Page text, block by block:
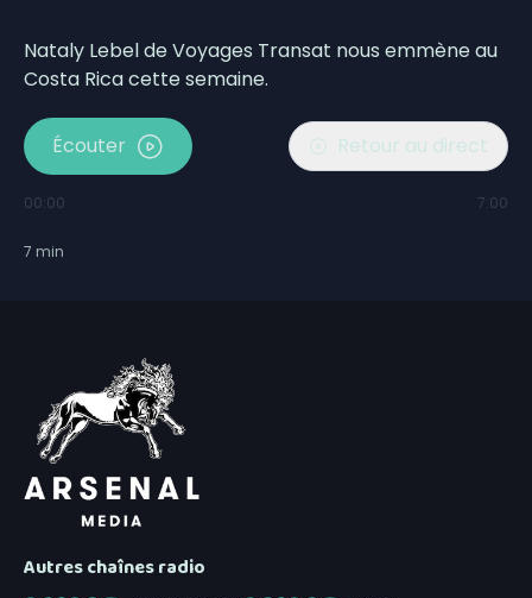
Nataly Lebel de Voyages Transat nous emmène au
Costa Rica cette semaine.
Écouter Retour au direct
00:00 7:00
7 min
Autres chaînes radio